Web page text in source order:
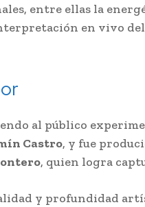
entre ellas la
en vivo
al público
Castro, y fue
, quien logra
y profundidad